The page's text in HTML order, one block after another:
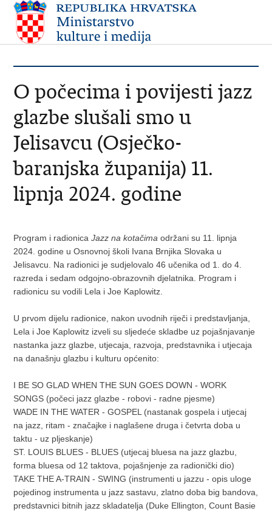
O počecima i povijesti jazz
glazbe slušali smo u
Jelisavcu (Osječko-
baranjska županija) 11.
lipnja 2024. godine
Program i radionicaJazz na kotačima održani su 11. lipnja
2024. godine u Osnovnoj školi Ivana Brnjika Slovaka u
Jelisavcu. Na radionici je sudjelovalo 46 učenika od 1. do 4.
razreda i sedam odgojno-obrazovnih djelatnika. Program i
radionicu su vodili Lela i Joe Kaplowitz.
U prvom dijelu radionice, nakon uvodnih riječi i predstavljanja,
Lela i Joe Kaplowitz izveli su sljedeće skladbe uz pojašnjavanje
nastanka jazz glazbe, utjecaja, razvoja, predstavnika i utjecaja
na današnju glazbu i kulturu općenito:
I BE SO GLAD WHEN THE SUN GOES DOWN - WORK
SONGS (počeci jazz glazbe - robovi - radne pjesme)
WADE IN THE WATER - GOSPEL (nastanak gospela i utjecaj
na jazz, ritam - značajke i naglašene druga i četvrta doba u
taktu - uz pljeskanje)
ST. LOUIS BLUES - BLUES (utjecaj bluesa na jazz glazbu,
forma bluesa od 12 taktova, pojašnjenje za radionički dio)
TAKE THE A-TRAIN - SWING (instrumenti u jazzu - opis uloge
pojedinog instrumenta u jazz sastavu, zlatno doba big bandova,
predstavnici bitnih jazz skladatelja (Duke Ellington, Count Basie